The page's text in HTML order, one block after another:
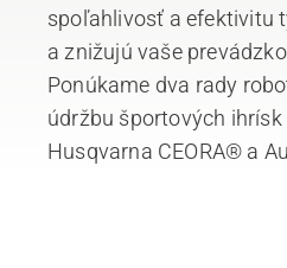
spoľahlivosť a efektivitu
a znižujú vaše
Ponúkame dva rady
údržbu športových ihrísk
Husqvarna CEORA® a